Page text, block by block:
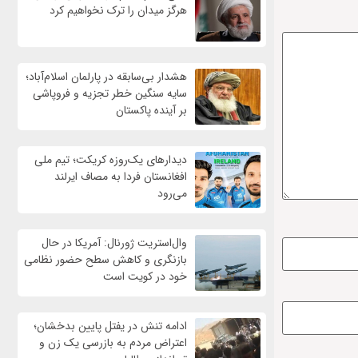
هرگز میدان را ترک نخواهیم کرد
هشدار بی‌سابقه در پارلمان اسلام‌آباد؛
سایه سنگین خطر تجزیه و فروپاشی
بر آینده پاکستان
دیدارهای یک‌روزه کریکت؛ تیم ملی
افغانستان فردا به مصاف ایرلند
می‌رود
وال‌استریت ژورنال: آمریکا در حال
بازنگری و کاهش سطح حضور نظامی
خود در کویت است
ادامه تنش در یفتل پایین بدخشان؛
اعتراض مردم به بازرسی یک زن و